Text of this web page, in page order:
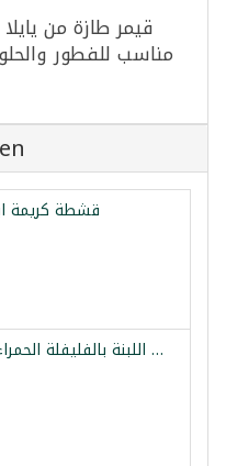
قيمر طازة من
مناسب للفطور
قشطة كريمة
كرات اللبنة بالفليفلة الحمراء الراعي 425غ